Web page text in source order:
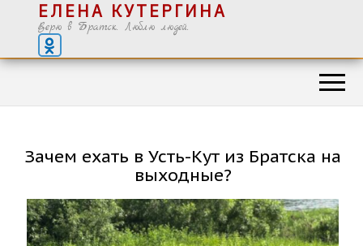
ЕЛЕНА КУТЕРГИНА
Верю в Братск. Люблю людей.
Зачем ехать в Усть-Кут из Братска на
выходные?